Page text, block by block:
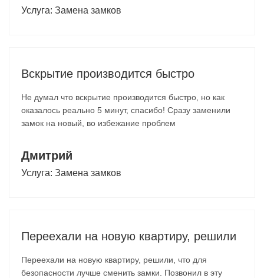
Услуга: Замена замков
Вскрытие производится быстро
Не думал что вскрытие производится быстро, но как
оказалось реально 5 минут, спасибо! Сразу заменили
замок на новый, во избежание проблем
Дмитрий
Услуга: Замена замков
Переехали на новую квартиру, решили
Переехали на новую квартиру, решили, что для
безопасности лучше сменить замки. Позвонил в эту